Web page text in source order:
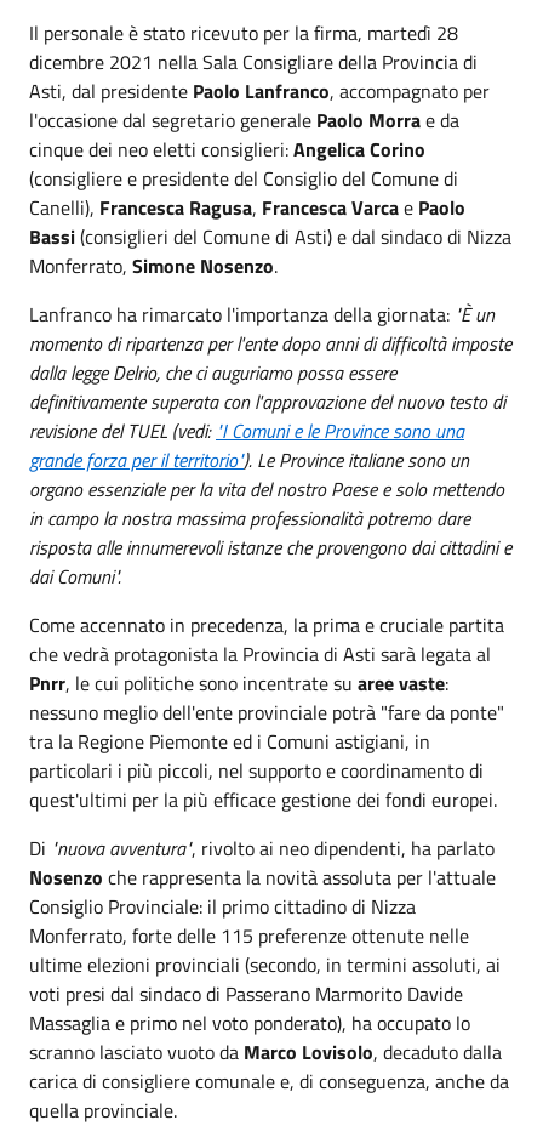
Il personale è stato ricevuto per la firma, martedì 28
dicembre 2021 nella Sala Consigliare della Provincia di
Asti, dal presidente Paolo Lanfranco, accompagnato per
l'occasione dal segretario generale Paolo Morrae da
cinque dei neo eletti consiglieri:Angelica Corino
(consigliere e presidente del Consiglio del Comune di
Canelli), Francesca Ragusa, Francesca Varcae Paolo
Bassi(consiglieri del Comune di Asti) e dal sindaco di Nizza
Monferrato, Simone Nosenzo.
Lanfranco ha rimarcato l'importanza della giornata: "È un
momento di ripartenza per l'ente dopo anni di difficoltà imposte
dalla legge Delrio, che ci auguriamo possa essere
definitivamente superata con l'approvazione del nuovo testo di
revisione del TUEL (vedi: "I Comuni e le Province sono una
grande forza per il territorio"). Le Province italiane sono un
organo essenziale per la vita del nostro Paese e solo mettendo
in campo la nostra massima professionalità potremo dare
risposta alle innumerevoli istanze che provengono dai cittadini e
dai Comuni".
Come accennato in precedenza, la prima e cruciale partita
che vedrà protagonista la Provincia di Asti sarà legata al
Pnrr, le cui politiche sono incentrate su aree vaste:
nessuno meglio dell'ente provinciale potrà "fare da ponte"
tra la Regione Piemonte ed i Comuni astigiani, in
particolari i più piccoli, nel supporto e coordinamento di
quest'ultimi per la più efficace gestione dei fondi europei.
Di "nuova avventura", rivolto ai neo dipendenti, ha parlato
Nosenzo che rappresenta la novità assoluta per l'attuale
Consiglio Provinciale: il primo cittadino di Nizza
Monferrato, forte delle 115 preferenze ottenute nelle
ultime elezioni provinciali (secondo, in termini assoluti, ai
voti presi dal sindaco di Passerano Marmorito Davide
Massaglia e primo nel voto ponderato), ha occupato lo
scranno lasciato vuoto da Marco Lovisolo, decaduto dalla
carica di consigliere comunale e, di conseguenza, anche da
quella provinciale.